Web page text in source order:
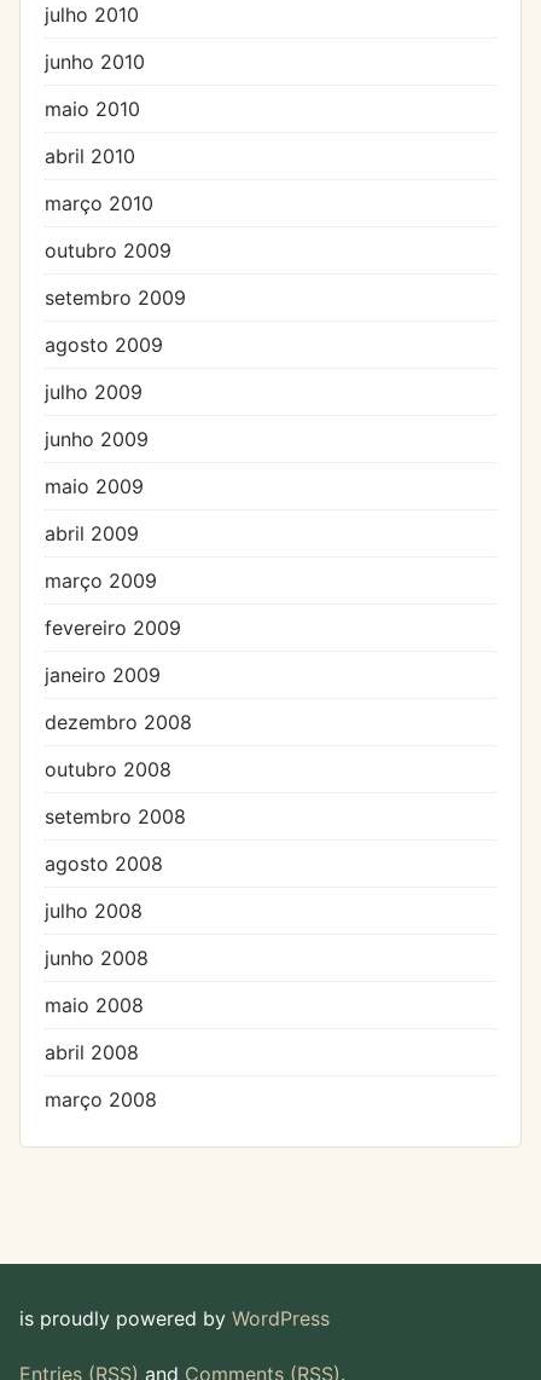
julho 2010
junho 2010
maio 2010
abril 2010
março 2010
outubro 2009
setembro 2009
agosto 2009
julho 2009
junho 2009
maio 2009
abril 2009
março 2009
fevereiro 2009
janeiro 2009
dezembro 2008
outubro 2008
setembro 2008
agosto 2008
julho 2008
junho 2008
maio 2008
abril 2008
março 2008
is proudly powered by WordPress
Entries (RSS) and Comments (RSS).